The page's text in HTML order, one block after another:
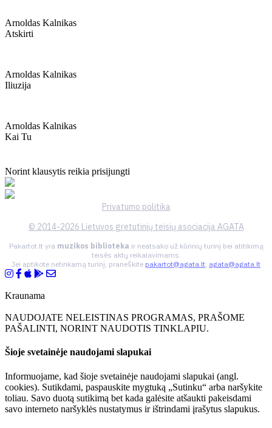
Arnoldas Kalnikas
Atskirti
Arnoldas Kalnikas
Iliuzija
Arnoldas Kalnikas
Kai Tu
Norint klausytis reikia prisijungti
Privatumo politika
© 2014-2026 Lietuvos gretutinių teisių asociacija AGATA
Pakartot.lt yra muzikos biblioteka ir neatsako už kūrinių turinį bei atitikimą
teisės aktų reikalavimams.
Jei aptikote netinkamą turinį, praneškite pakartot@agata.lt, agata@agata.lt
Kraunama
NAUDOJATE NELEISTINAS PROGRAMAS, PRAŠOME
PAŠALINTI, NORINT NAUDOTIS TINKLAPIU.
Šioje svetainėje naudojami slapukai
Informuojame, kad šioje svetainėje naudojami slapukai (angl.
cookies). Sutikdami, paspauskite mygtuką „Sutinku“ arba naršykite
toliau. Savo duotą sutikimą bet kada galėsite atšaukti pakeisdami
savo interneto naršyklės nustatymus ir ištrindami įrašytus slapukus.